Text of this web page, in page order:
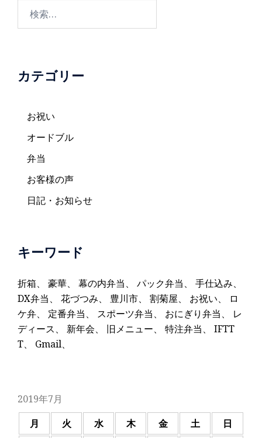
カテゴリー
お祝い
オードブル
弁当
お客様の声
日記・お知らせ
キーワード
折箱、 豪華、 幕の内弁当、 パック弁当、 手仕込み、
DX弁当、 花づつみ、 豊川市、 割菊屋、 お祝い、
ロ
ケ弁、 定番弁当、 スポーツ弁当、 おにぎり弁当、 レ
ディース、 新年会、 旧メニュー、 特注弁当、 IFTT
T、 Gmail、
2019年7月
月
火 水 木 金 土
日